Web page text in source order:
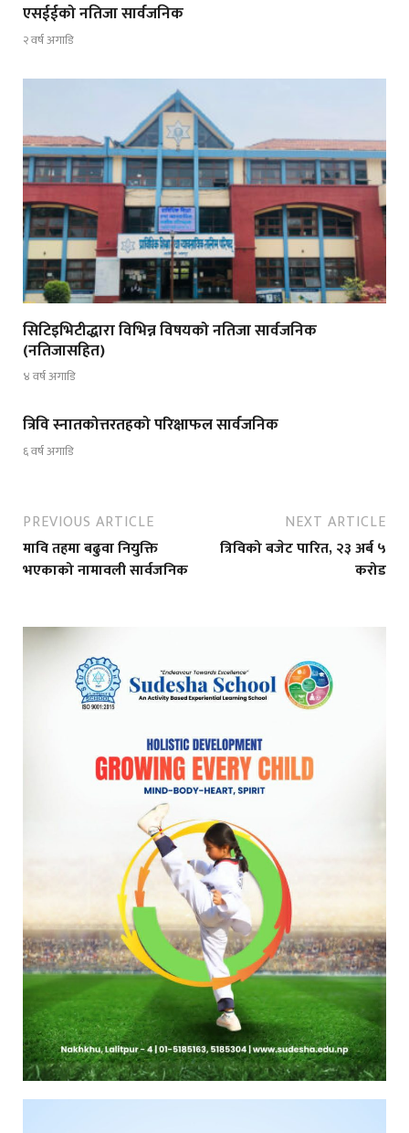
एसईईको नतिजा सार्वजनिक
२ वर्ष अगाडि
सिटिइभिटीद्धारा विभिन्न विषयको नतिजा सार्वजनिक
(नतिजासहित)
४ वर्ष अगाडि
त्रिवि स्नातकोत्तरतहको परिक्षाफल सार्वजनिक
६ वर्ष अगाडि
PREVIOUS ARTICLE
मावि तहमा बढुवा नियुक्ति
भएकाको नामावली सार्वजनिक
NEXT ARTICLE
त्रिविको बजेट पारित, २३ अर्ब ५
करोड